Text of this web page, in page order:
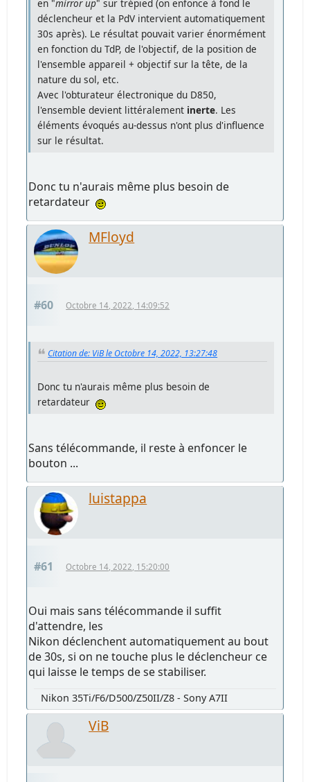
en "mirror up" sur trépied (on enfonce à fond le
déclencheur et la PdV intervient automatiquement
30s après). Le résultat pouvait varier énormément
en fonction du TdP, de l'objectif, de la position de
l'ensemble appareil + objectif sur la tête, de la
nature du sol, etc.
Avec l'obturateur électronique du D850,
l'ensemble devient littéralement inerte. Les
éléments évoqués au-dessus n'ont plus d'influence
sur le résultat.
Donc tu n'aurais même plus besoin de
retardateur
MFloyd
#60 Octobre 14, 2022, 14:09:52
Citation de: ViB le Octobre 14, 2022, 13:27:48
Donc tu n'aurais même plus besoin de
retardateur
Sans télécommande, il reste à enfoncer le
bouton ...
luistappa
#61 Octobre 14, 2022, 15:20:00
Oui mais sans télécommande il suffit
d'attendre, les
Nikon déclenchent automatiquement au bout
de 30s, si on ne touche plus le déclencheur ce
qui laisse le temps de se stabiliser.
Nikon 35Ti/F6/D500/Z50II/Z8 - Sony A7II
ViB